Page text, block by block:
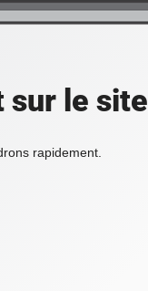
sur le site
rapidement.